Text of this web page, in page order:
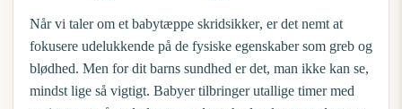
Når vi taler om et babytæppe skridsikker, er det nemt at
fokusere udelukkende på de fysiske egenskaber som greb og
blødhed. Men for dit barns sundhed er det, man ikke kan se,
mindst lige så vigtigt. Babyer tilbringer utallige timer med